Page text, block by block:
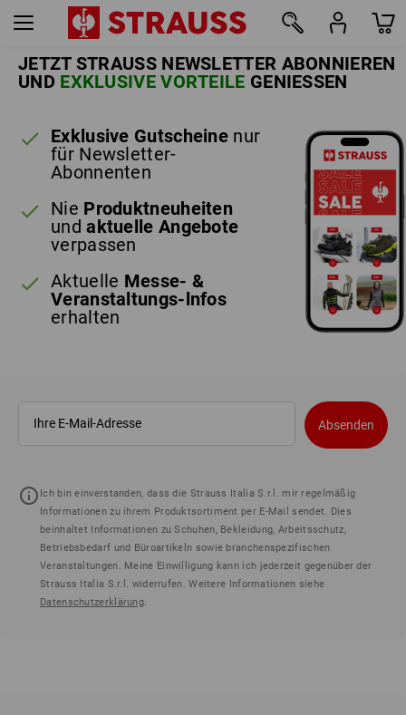
JETZT STRAUSS NEWSLETTER ABONNIEREN
UND EXKLUSIVE VORTEILE GENIESSEN
Exklusive Gutscheine nur
für Newsletter-
Abonnenten
Nie Produktneuheiten
undaktuelle Angebote
verpassen
Aktuelle Messe- &
Veranstaltungs-lnfos
erhalten
Absenden
Ich bin einverstanden, dass die Strauss Italia S.r.l. mir regelmäßig
Informationen zu ihrem Produktsortiment per E-Mail sendet. Dies
beinhaltet Informationen zu Schuhen, Bekleidung, Arbeitsschutz,
Betriebsbedarf und Büroartikeln sowie branchenspezifischen
Veranstaltungen. Meine Einwilligung kann ich jederzeit gegenüber der
Strauss Italia S.r.l. widerrufen. Weitere Informationen siehe
Datenschutzerklärung.